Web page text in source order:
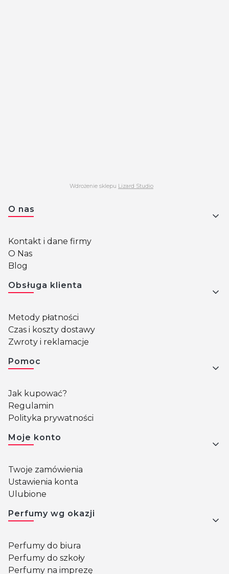
Wdrożenie sklepu Lizard Studio
Linki w stopce
O nas
Kontakt i dane firmy
O Nas
Blog
Obsługa klienta
Metody płatności
Czas i koszty dostawy
Zwroty i reklamacje
Pomoc
Jak kupować?
Regulamin
Polityka prywatności
Moje konto
Twoje zamówienia
Ustawienia konta
Ulubione
Perfumy wg okazji
Perfumy do biura
Perfumy do szkoły
Perfumy na imprezę